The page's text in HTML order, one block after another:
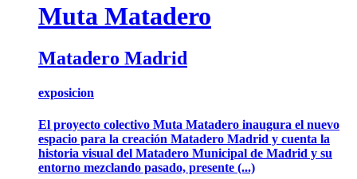
Muta Matadero
Matadero Madrid
exposicion
El proyecto colectivo Muta Matadero inaugura el nuevo
espacio para la creación Matadero Madrid y cuenta la
historia visual del Matadero Municipal de Madrid y su
entorno mezclando pasado, presente (...)